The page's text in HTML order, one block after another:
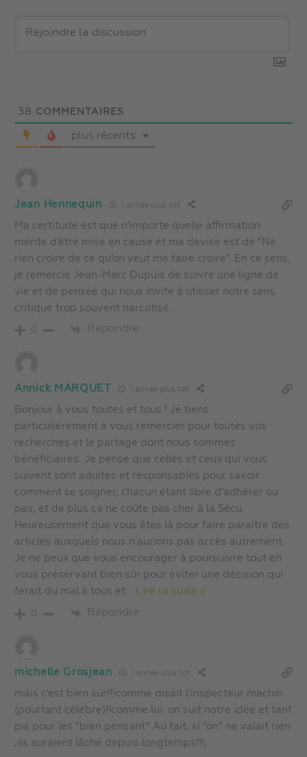
38 COMMENTAIRES
plus récents
Jean Hennequin 1 année plus tôt
Ma certitude est que n’importe quelle affirmation
mérite d’être mise en cause et ma devise est de “Ne
rien croire de ce qu’on veut me faire croire”. En ce sens,
je remercie Jean-Marc Dupuis de suivre une ligne de
vie et de pensée qui nous invite à utiliser notre sens
critique trop souvent narcotisé.
0 Répondre
Annick MARQUET 1 année plus tôt
Bonjour à vous toutes et tous ! Je tiens
particulièrement à vous remercier pour toutes vos
recherches et le partage dont nous sommes
bénéficiaires. Je pense que celles et ceux qui vous
suivent sont adultes et responsables pour savoir
comment se soigner, chacun étant libre d’adhérer ou
pas, et de plus ça ne coûte pas cher à la Sécu.
Heureusement que vous êtes là pour faire paraître des
articles auxquels nous n’aurions pas accès autrement.
Je ne peux que vous encourager à poursuivre tout en
vous préservant bien sûr pour éviter une décision qui
ferait du mal à tous et… Lire la suite »
0 Répondre
michelle Grosjean 1 année plus tôt
mais c’est bien sûr!!!comme disait l’inspecteur machin
(pourtant célèbre)!!comme lui: on suit notre idée et tant
pis pour les “bien pensant” Au fait, si “on” ne valait rien
,ils auraient lâché depuis longtemps!!!,